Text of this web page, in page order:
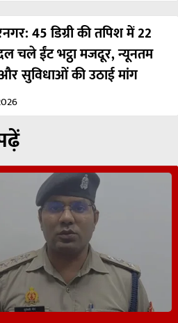
45 डिग्री की तपिश में 22
चले ईंट भट्ठा मजदूर, न्यूनतम
सुविधाओं की उठाई मांग